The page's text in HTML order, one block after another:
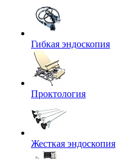
Гибкая эндоскопия
Проктология
Жесткая эндоскопия